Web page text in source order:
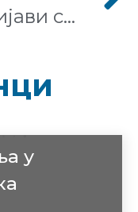
Пријави се за Еду Вики камп 2023!
у